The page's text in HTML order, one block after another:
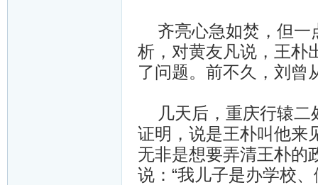
齐亮心急如焚，但一
析，对黄友凡说，王朴
了问题。前不久，刘曾
几天后，重庆行辕二
证明，说是王朴叫他来
无非是想要弄清王朴的
说：“我儿子是办学校